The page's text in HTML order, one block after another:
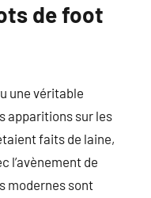
de foot
une véritable
apparitions sur les
faits de laine,
l’avènement de
modernes sont